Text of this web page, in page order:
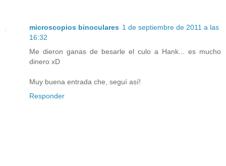
microscopios binoculares 1 de septiembre de 2011 a las
16:32
Me dieron ganas de besarle el culo a Hank... es mucho
dinero xD
Muy buena entrada che, seguí así!
Responder